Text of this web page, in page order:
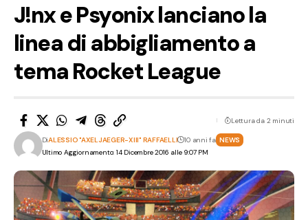
J!nx e Psyonix lanciano la
linea di abbigliamento a
tema Rocket League
Ultimo Aggiornamento: 14 Dicembre 2016 alle 9:07 PM
DiALESSIO "AXELJAEGER-XIII" RAFFAELLI 10 anni fa NEWS
Lettura da 2 minuti